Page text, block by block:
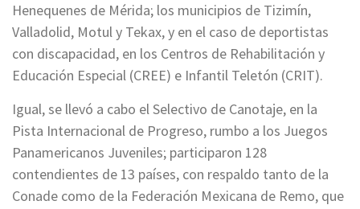
Henequenes de Mérida; los municipios de Tizimín,
Valladolid, Motul y Tekax, y en el caso de deportistas
con discapacidad, en los Centros de Rehabilitación y
Educación Especial (CREE) e Infantil Teletón (CRIT).
Igual, se llevó a cabo el Selectivo de Canotaje, en la
Pista Internacional de Progreso, rumbo a los Juegos
Panamericanos Juveniles; participaron 128
contendientes de 13 países, con respaldo tanto de la
Conade como de la Federación Mexicana de Remo, que